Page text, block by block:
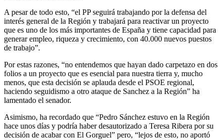
A pesar de todo esto, “el PP seguirá trabajando por la defensa del
interés general de la Región y trabajará para reactivar un proyecto
que es uno de los más importantes de España y tiene capacidad para
generar empleo, riqueza y crecimiento, con 40.000 nuevos puestos
de trabajo”.
Por estas razones, “no entendemos que hayan dado carpetazo en dos
folios a un proyecto que es esencial para nuestra tierra y, mucho
menos, que esta decisión se aplauda desde el PSOE regional,
haciendo seguidismo a otro ataque de Sanchez a la Región” ha
lamentado el senador.
Asimismo, ha recordado que “Pedro Sánchez estuvo en la Región
hace unos días y podría haber desautorizado a Teresa Ribera por su
decisión de acabar con El Gorguel” pero, “lejos de esto, no aportó